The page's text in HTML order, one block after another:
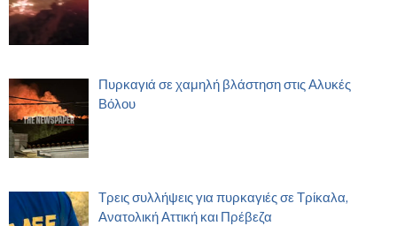
Πυρκαγιά σε χαμηλή βλάστηση στις Αλυκές
Βόλου
Τρεις συλλήψεις για πυρκαγιές σε Τρίκαλα,
Ανατολική Αττική και Πρέβεζα